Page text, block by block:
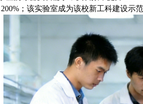
；该实验室成为该校新工科建设示